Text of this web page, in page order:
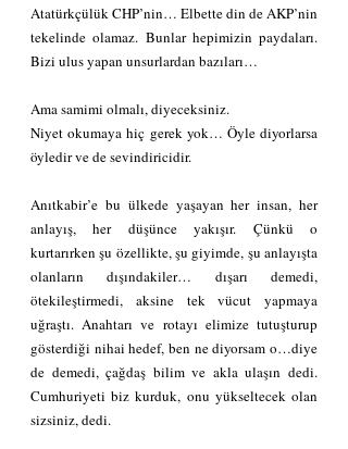
Atatürkçülük CHP’nin… Elbette din de AKP’nin
tekelinde olamaz. Bunlar hepimizin paydaları.
Bizi ulus yapan unsurlardan bazıları…
Ama samimi olmalı, diyeceksiniz.
Niyet okumaya hiç gerek yok… Öyle diyorlarsa
öyledir ve de sevindiricidir.
Anıtkabir’e bu ülkede yaşayan her insan, her
anlayış, her düşünce yakışır. Çünkü o
kurtarırken şu özellikte, şu giyimde, şu anlayışta
olanların dışındakiler… dışarı demedi,
ötekileştirmedi, aksine tek vücut yapmaya
uğraştı. Anahtarı ve rotayı elimize tutuşturup
gösterdiği nihai hedef, ben ne diyorsam o…diye
de demedi, çağdaş bilim ve akla ulaşın dedi.
Cumhuriyeti biz kurduk, onu yükseltecek olan
sizsiniz, dedi.